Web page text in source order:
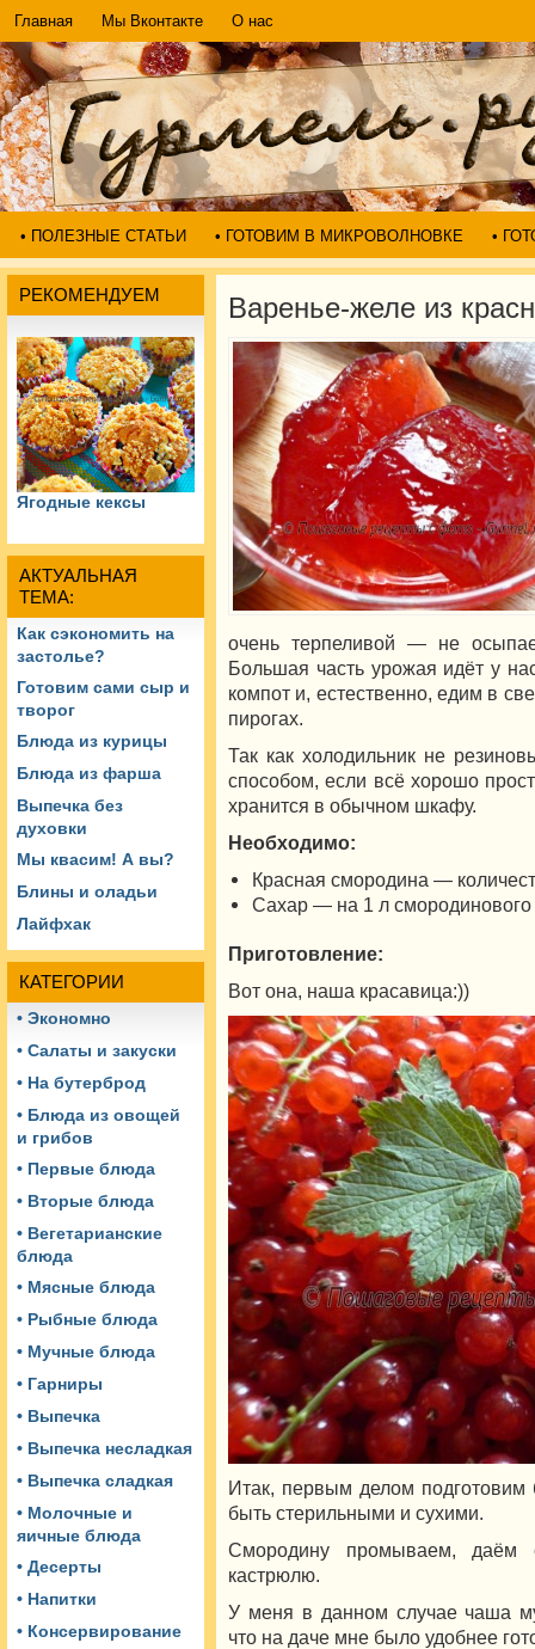
Главная Мы Вконтакте О нас
• ПОЛЕЗНЫЕ СТАТЬИ • ГОТОВИМ В МИКРОВОЛНОВКЕ •
РЕКОМЕНДУЕМ
Ягодные кексы
АКТУАЛЬНАЯ
ТЕМА:
Как сэкономить на
застолье?
Готовим сами сыр и
творог
Блюда из курицы
Блюда из фарша
Выпечка без
духовки
Мы квасим! А вы?
Блины и оладьи
Лайфхак
КАТЕГОРИИ
• Экономно
• Салаты и закуски
• На бутерброд
• Блюда из овощей
и грибов
• Первые блюда
• Вторые блюда
• Вегетарианские
блюда
• Мясные блюда
• Рыбные блюда
• Мучные блюда
• Гарниры
• Выпечка
• Выпечка несладкая
• Выпечка сладкая
• Молочные и
яичные блюда
• Десерты
• Напитки
• Консервирование
Варенье-желе из
очень терпеливой — не
Большая часть урожая идёт у
компот и, естественно, едим в
пирогах.
Так как холодильник не
способом, если всё хорошо
хранится в обычном шкафу.
Необходимо:
Красная смородина —
Сахар — на 1 л смородинового
Приготовление:
Вот она, наша красавица:))
Итак, первым делом
быть стерильными и сухими.
Смородину промываем, даём
кастрюлю.
У меня в данном случае чаша
что на даче мне было удобнее